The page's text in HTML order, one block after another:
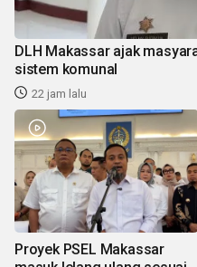
DLH Makassar ajak
sistem komunal
22 jam lalu
Proyek PSEL Makassar